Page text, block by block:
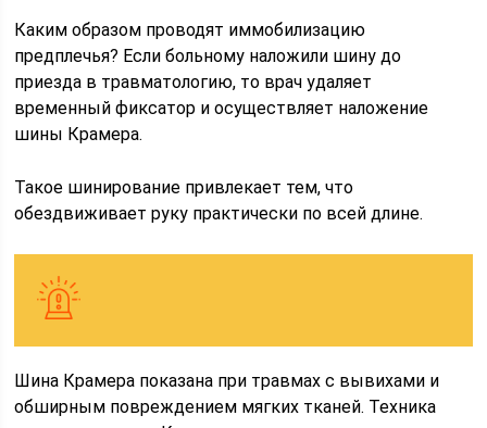
Каким образом проводят иммобилизацию
предплечья? Если больному наложили шину до
приезда в травматологию, то врач удаляет
временный фиксатор и осуществляет наложение
шины Крамера.
Такое шинирование привлекает тем, что
обездвиживает руку практически по всей длине.
Шина Крамера показана при травмах с вывихами и
обширным повреждением мягких тканей. Техника